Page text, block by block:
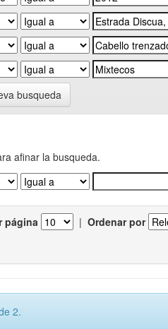
busqueda
afinar la busqueda.
página | Ordenar por
2.